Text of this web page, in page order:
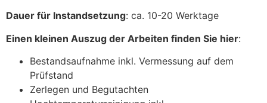
Dauer für Instandsetzung: ca. 10-20 Werktage
Einen kleinen Auszug der Arbeiten finden Sie hier:
Bestandsaufnahme inkl. Vermessung auf dem
Prüfstand
Zerlegen und Begutachten